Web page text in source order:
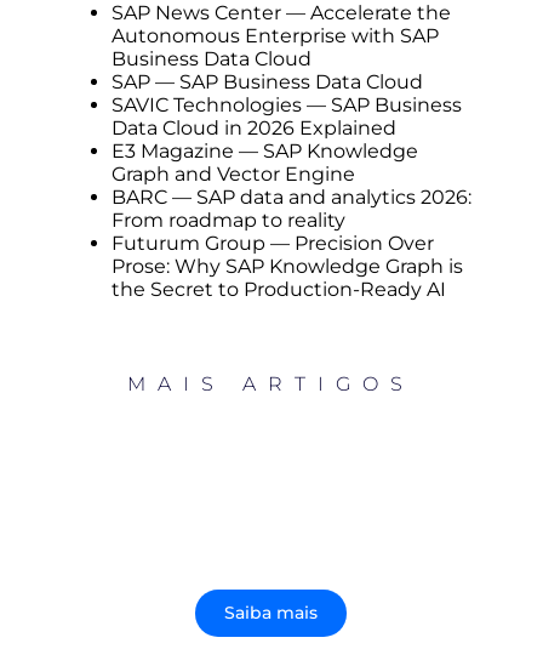
SAP News Center — Accelerate the
Autonomous Enterprise with SAP
Business Data Cloud
SAP — SAP Business Data Cloud
SAVIC Technologies — SAP Business
Data Cloud in 2026 Explained
E3 Magazine — SAP Knowledge
Graph and Vector Engine
BARC — SAP data and analytics 2026:
From roadmap to reality
Futurum Group — Precision Over
Prose: Why SAP Knowledge Graph is
the Secret to Production-Ready AI
MAIS ARTIGOS
Saiba mais